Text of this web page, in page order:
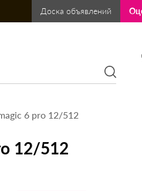
Доска объявлений
6 pro 12/512
12/512